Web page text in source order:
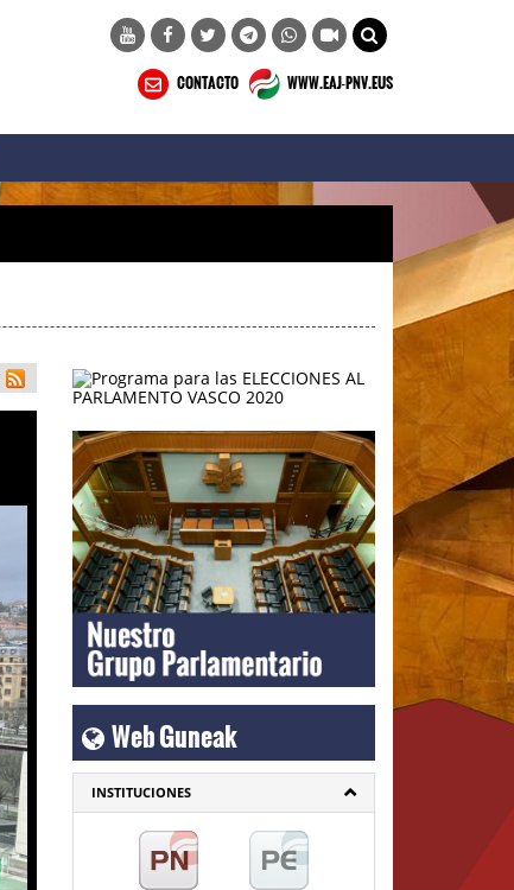
CONTACTO WWW.EAJ-PNV.EUS
Web Guneak
INSTITUCIONES